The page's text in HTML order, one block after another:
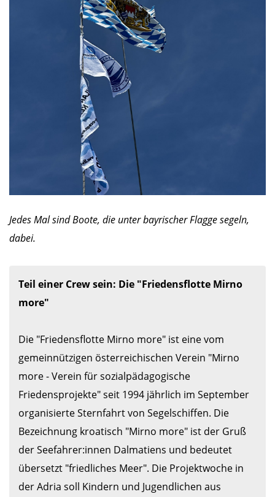
Jedes Mal sind Boote, die unter bayrischer Flagge segeln,
dabei.
Teil einer Crew sein: Die "Friedensflotte Mirno
more"
Die "Friedensflotte Mirno more" ist eine vom
gemeinnützigen österreichischen Verein "Mirno
more - Verein für sozialpädagogische
Friedensprojekte" seit 1994 jährlich im September
organisierte Sternfahrt von Segelschiffen. Die
Bezeichnung kroatisch "Mirno more" ist der Gruß
der Seefahrer:innen Dalmatiens und bedeutet
übersetzt "friedliches Meer". Die Projektwoche in
der Adria soll Kindern und Jugendlichen aus